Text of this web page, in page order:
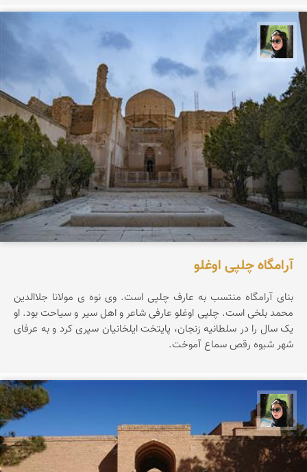
سپیده اصلان
آرامگاه چلپی اوغلو
بنای آرامگاه منتسب به عارف چلپی است. وی نوه ی مولانا جلاالدین
محمد بلخی است. چلپی اوغلو عارفی شاعر و اهل سیر و سیاحت بود. او
یک سال را در سلطانیه زنجان، پایتخت ایلخانیان سپری کرد و به عرفای
شهر شیوه رقص سماع آموخت.
سپیده اصلان